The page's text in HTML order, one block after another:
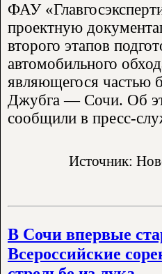
ФАУ
проектную
второго этапов
автомобильного
являющегося частью
Джубга — Сочи. Об
сообщили в пресс-
Источник:
В Сочи впервые
Всероссийские